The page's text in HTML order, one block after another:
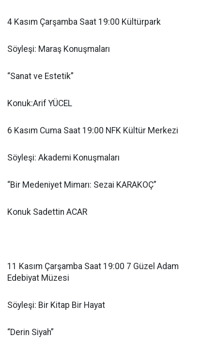
4 Kasım Çarşamba Saat 19:00 Kültürpark
Söyleşi: Maraş Konuşmaları
“Sanat ve Estetik”
Konuk:Arif YÜCEL
6 Kasım Cuma Saat 19:00 NFK Kültür Merkezi
Söyleşi: Akademi Konuşmaları
“Bir Medeniyet Mimarı: Sezai KARAKOÇ”
Konuk Sadettin ACAR
11 Kasım Çarşamba Saat 19:00 7 Güzel Adam
Edebiyat Müzesi
Söyleşi: Bir Kitap Bir Hayat
“Derin Siyah”